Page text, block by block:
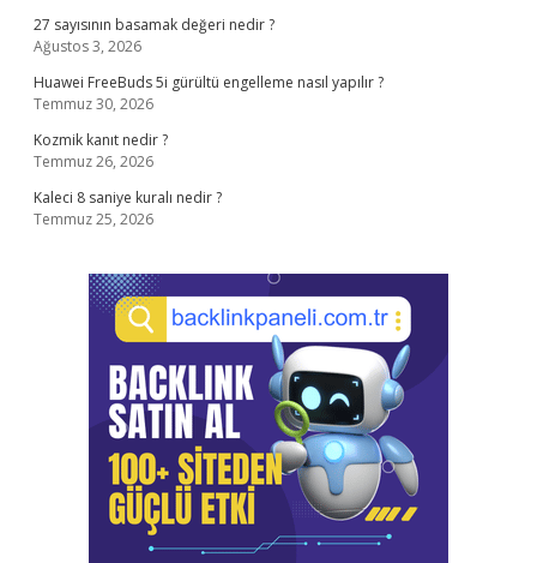
27 sayısının basamak değeri nedir ?
Ağustos 3, 2026
Huawei FreeBuds 5i gürültü engelleme nasıl yapılır ?
Temmuz 30, 2026
Kozmik kanıt nedir ?
Temmuz 26, 2026
Kaleci 8 saniye kuralı nedir ?
Temmuz 25, 2026